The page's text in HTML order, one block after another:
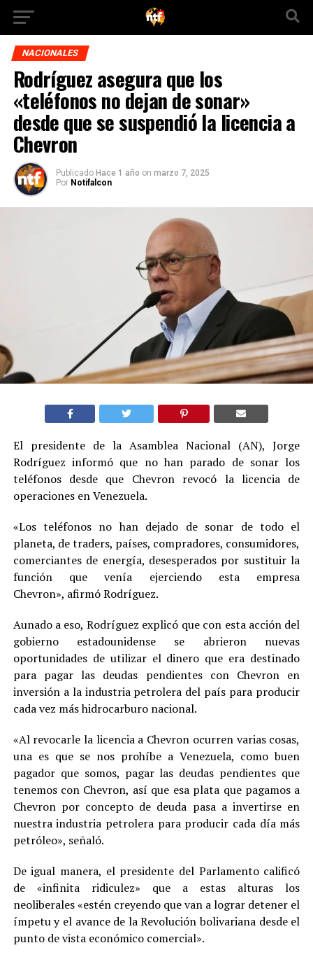
NACIONALES
Rodríguez asegura que los
«teléfonos no dejan de sonar»
desde que se suspendió la licencia a
Chevron
Publicado Hace 1 año on marzo 7, 2025
Por Notifalcon
El presidente de la Asamblea Nacional (AN), Jorge
Rodríguez informó que no han parado de sonar los
teléfonos desde que Chevron revocó la licencia de
operaciones en Venezuela.
«Los teléfonos no han dejado de sonar de todo el
planeta, de traders, países, compradores, consumidores,
comerciantes de energía, desesperados por sustituir la
función que venía ejerciendo esta empresa
Chevron», afirmó Rodríguez.
Aunado a eso, Rodríguez explicó que con esta acción del
gobierno estadounidense se abrieron nuevas
oportunidades de utilizar el dinero que era destinado
para pagar las deudas pendientes con Chevron en
inversión a la industria petrolera del país para producir
cada vez más hidrocarburo nacional.
«Al revocarle la licencia a Chevron ocurren varias cosas,
una es que se nos prohíbe a Venezuela, como buen
pagador que somos, pagar las deudas pendientes que
tenemos con Chevron, así que esa plata que pagamos a
Chevron por concepto de deuda pasa a invertirse en
nuestra industria petrolera para producir cada día más
petróleo», señaló.
De igual manera, el presidente del Parlamento calificó
de «infinita ridiculez» que a estas alturas los
neoliberales «estén creyendo que van a lograr detener el
ímpetu y el avance de la Revolución bolivariana desde el
punto de vista económico comercial».